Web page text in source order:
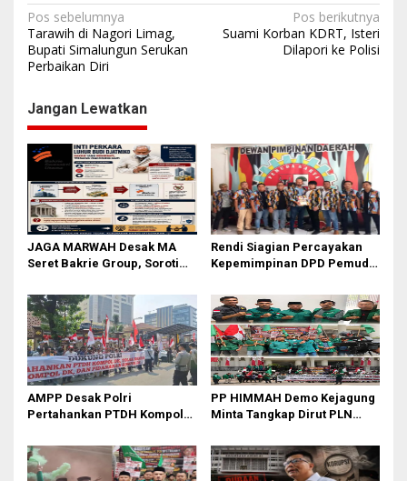
N
a
v
i
g
a
s
i
p
o
s
Pos sebelumnya
Tarawih di Nagori Limag,
Bupati Simalungun Serukan
Perbaikan Diri
Pos berikutnya
Suami Korban KDRT, Isteri
Dilapori ke Polisi
Jangan Lewatkan
JAGA MARWAH Desak MA
Seret Bakrie Group, Soroti
PET
Rendi Siagian Percayakan
Kepemimpinan DPD Pemuda
kepada Josef Sembiring
AMPP Desak Polri
Pertahankan PTDH Kompol
PP HIMMAH Demo Kejagung
Minta Tangkap Dirut PLN